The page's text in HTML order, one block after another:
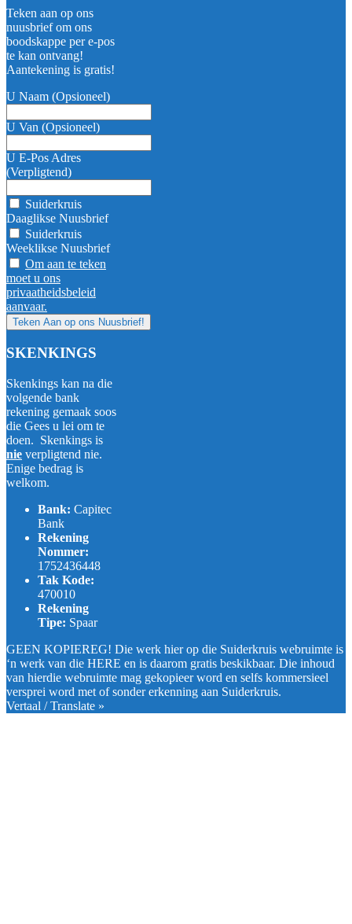
Teken aan op ons
nuusbrief om ons
boodskappe per e-pos
te kan ontvang!
Aantekening is gratis!
U Naam (Opsioneel)
U Van (Opsioneel)
U E-Pos Adres
(Verpligtend)
Suiderkruis
Daaglikse Nuusbrief
Suiderkruis
Weeklikse Nuusbrief
Om aan te teken
moet u ons
privaatheidsbeleid
aanvaar.
SKENKINGS
Skenkings kan na die
volgende bank
rekening gemaak soos
die Gees u lei om te
doen. Skenkings is
nie verpligtend nie.
Enige bedrag is
welkom.
Bank: Capitec
Bank
Rekening
Nommer:
1752436448
Tak Kode:
470010
Rekening
Tipe: Spaar
GEEN KOPIEREG! Die werk hier op die Suiderkruis webruimte is
‘n werk van die HERE en is daarom gratis beskikbaar. Die inhoud
van hierdie webruimte mag gekopieer word en selfs kommersieel
versprei word met of sonder erkenning aan Suiderkruis.
Vertaal / Translate »